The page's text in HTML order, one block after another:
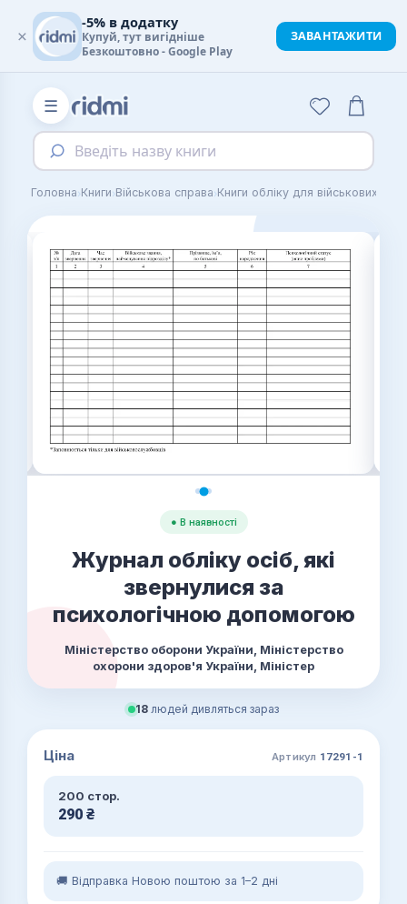
☰
Введіть назву книги
Головна›Книги›Військова справа›Книги обліку для військових
● В наявності
Журнал обліку осіб, які
звернулися за
психологічною допомогою
Міністерство оборони України, Міністерство
охорони здоров'я України, Міністер
18 людей дивляться зараз
Ціна Артикул 17291-1
200 стор.
290 ₴
🚚 Відправка Новою поштою за 1–2 дні
×
-5% в додатку
Купуй, тут вигідніше
Безкоштовно - Google Play
ЗАВАНТАЖИТИ